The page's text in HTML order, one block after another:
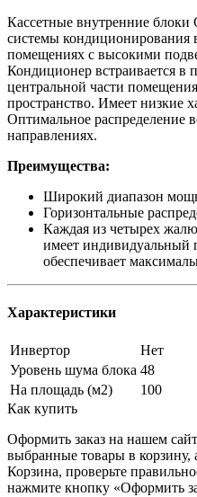
Кассетные внутренние блоки
системы кондиционирования
помещениях с высокими
Кондиционер встраивается в
центральной части
пространство. Имеет низкие
Оптимальное распределение
направлениях.
Преимущества:
Широкий диапазон
Горизонтальные
Каждая из четырех
имеет индивидуальный
обеспечивает
Характеристики
Инвертор
Нет
Уровень шума блока 48
На площадь (м2)
100
Как купить
Оформить заказ на нашем
выбранные товары в корзину,
Корзина, проверьте
нажмите кнопку «Оформить